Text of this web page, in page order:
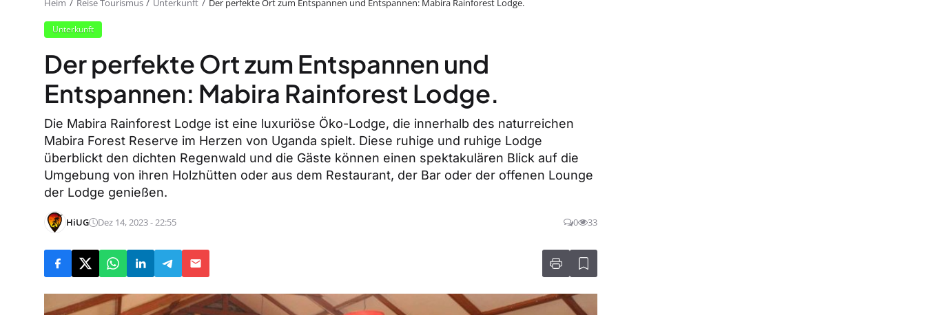
Heim Reise Tourismus Unterkunft Der perfekte Ort zum Entspannen und Entspannen: Mabira Rainforest Lodge.
Unterkunft
Der perfekte Ort zum Entspannen und
Entspannen: Mabira Rainforest Lodge.
Die Mabira Rainforest Lodge ist eine luxuriöse Öko-Lodge, die innerhalb des naturreichen
Mabira Forest Reserve im Herzen von Uganda spielt. Diese ruhige und ruhige Lodge
überblickt den dichten Regenwald und die Gäste können einen spektakulären Blick auf die
Umgebung von ihren Holzhütten oder aus dem Restaurant, der Bar oder der offenen Lounge
der Lodge genießen.
HiUG Dez 14, 2023 - 22:55 0 33